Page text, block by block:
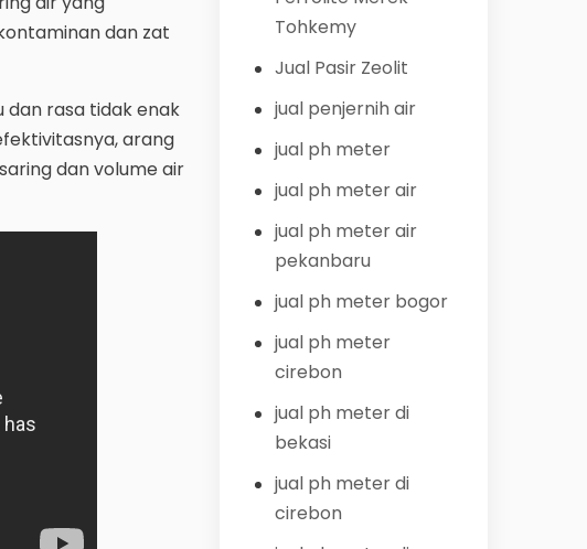
dan zat
dan rasa tidak enak
arang
dan volume air
Tohkemy
Jual Pasir Zeolit
jual penjernih air
jual ph meter
jual ph meter air
jual ph meter air
pekanbaru
jual ph meter bogor
jual ph meter
cirebon
jual ph meter di
bekasi
jual ph meter di
cirebon